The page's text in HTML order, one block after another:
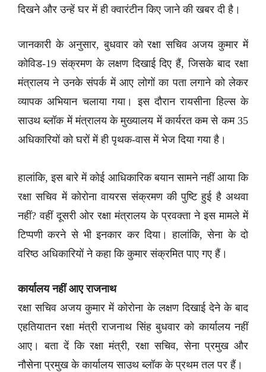
दिखने और उन्हें घर में ही क्वारंटीन किए जाने की खबर दी है।
जानकारी के अनुसार, बुधवार को रक्षा सचिव अजय कुमार में
कोविड-19 संक्रमण के लक्षण दिखाई दिए हैं, जिसके बाद रक्षा
मंत्रालय ने उनके संपर्क में आए लोगों का पता लगाने को लेकर
व्यापक अभियान चलाया गया। इस दौरान रायसीना हिल्स के
साउथ ब्लॉक में मंत्रालय के मुख्यालय में कार्यरत कम से कम 35
अधिकारियों को घरों में ही पृथक-वास में भेज दिया गया है।
हालांकि, इस बारे में कोई आधिकारिक बयान सामने नहीं आया कि
रक्षा सचिव में कोरोना वायरस संक्रमण की पुष्टि हुई है अथवा
नहीं? वहीं दूसरी ओर रक्षा मंत्रालय के प्रवक्ता ने इस मामले में
टिप्पणी करने से भी इनकार कर दिया। हालांकि, सेना के दो
वरिष्ठ अधिकारियों ने कहा कि कुमार संक्रमित पाए गए हैं।
कार्यालय नहीं आए राजनाथ
रक्षा सचिव अजय कुमार में कोरोना के लक्षण दिखाई देने के बाद
एहतियातन रक्षा मंत्री राजनाथ सिंह बुधवार को कार्यालय नहीं
आए। बता दें कि रक्षा मंत्री, रक्षा सचिव, सेना प्रमुख और
नौसेना प्रमुख के कार्यालय साउथ ब्लॉक के प्रथम तल पर हैं।